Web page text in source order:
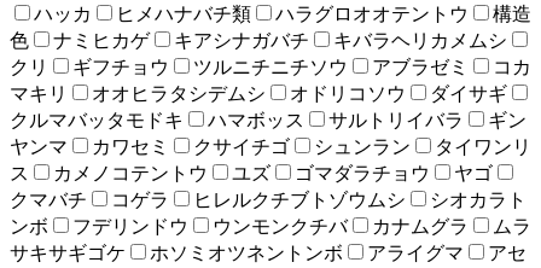
ハッカ
ヒメハナバチ類 ハラグロオオテントウ
構造
色
ナミヒカゲ キアシナガバチ
キバラヘリカメムシ
クリ
ギフチョウ ツルニチニチソウ アブラゼミ
コカ
マキリ
オオヒラタシデムシ オドリコソウ
ダイサギ
クルマバッタモドキ
ハマボッス サルトリイバラ
ギン
ヤンマ
カワセミ クサイチゴ シュンラン
タイワンリ
ス
カメノコテントウ ユズ ゴマダラチョウ
ヤゴ
クマバチ
コゲラ ヒレルクチブトゾウムシ
シオカラト
ンボ
フデリンドウ ウンモンクチバ カナムグラ
ムラ
サキサギゴケ
ホソミオツネントンボ アライグマ
アセ